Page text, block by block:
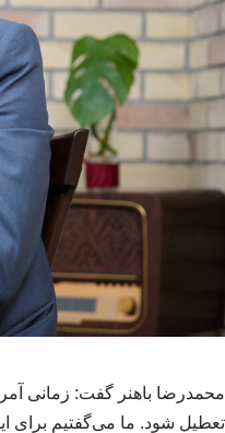
محمدرضا باهنر گفت: زمانی